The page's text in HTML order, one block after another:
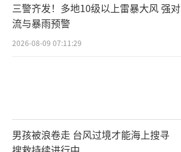
三警齐发！多地10级以上雷暴大风 强对
流与暴雨预警
2026-08-09 07:11:29
男孩被浪卷走 台风过境才能海上搜寻